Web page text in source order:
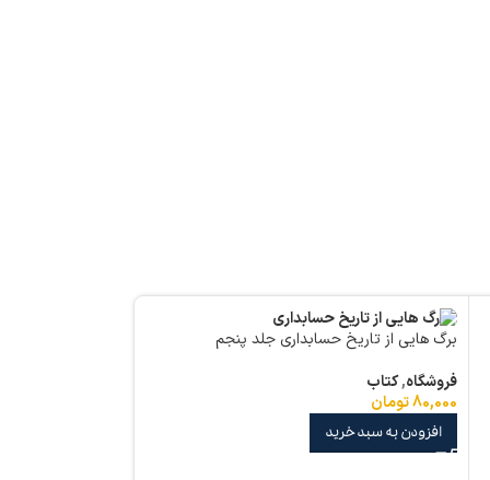
برگ هایی از تاریخ حسابداری جلد پنجم
فروشگاه,کتاب
80,000تومان
افزودن به سبد خرید